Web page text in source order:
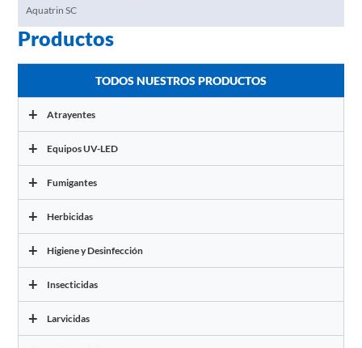
Aquatrin SC
Productos
TODOS NUESTROS PRODUCTOS
+ Atrayentes
+ Equipos UV-LED
+ Fumigantes
+ Herbicidas
+ Higiene y Desinfección
+ Insecticidas
+ Larvicidas